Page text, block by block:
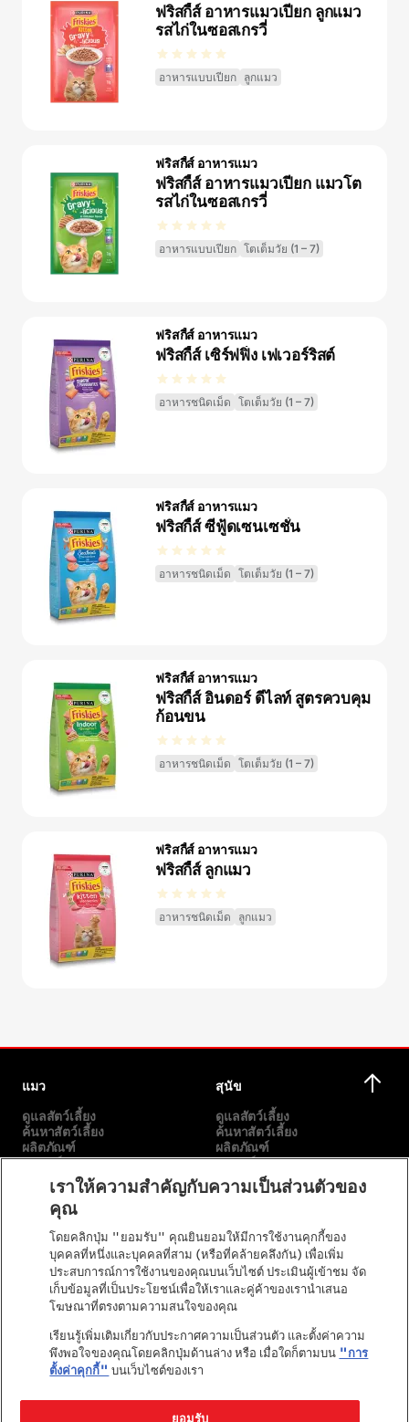
ฟริสกี้ส์ อาหารแมวเปียก ลูกแมว
รสไก่ในซอสเกรวี่
อาหารแบบเปียก ลูกแมว
ฟริสกี้ส์ อาหารแมว
ฟริสกี้ส์ อาหารแมวเปียก แมวโต
รสไก่ในซอสเกรวี่
อาหารแบบเปียก โตเต็มวัย (1 – 7)
ฟริสกี้ส์ อาหารแมว
ฟริสกี้ส์ เซิร์ฟฟิ่ง เฟเวอร์ริสต์
อาหารชนิดเม็ด โตเต็มวัย (1 – 7)
ฟริสกี้ส์ อาหารแมว
ฟริสกี้ส์ ซีฟู้ดเซนเซชั่น
อาหารชนิดเม็ด โตเต็มวัย (1 – 7)
ฟริสกี้ส์ อาหารแมว
ฟริสกี้ส์ อินดอร์ ดีไลท์ สูตรควบคุม
ก้อนขน
อาหารชนิดเม็ด โตเต็มวัย (1 – 7)
ฟริสกี้ส์ อาหารแมว
ฟริสกี้ส์ ลูกแมว
อาหารชนิดเม็ด ลูกแมว
แมว
ดูแลสัตว์เลี้ยง
ค้นหาสัตว์เลี้ยง
ผลิตภัณฑ์
แบรนด์ของเรา
สุนัข
ดูแลสัตว์เลี้ยง
ค้นหาสัตว์เลี้ยง
ผลิตภัณฑ์
แบรนด์ของเรา
เกี่ยวกับเรา
พันธกิจของเรา
เรื่องราวของเรา
คำมั่นสัญญาของเพียวริน่า
เพียวริน่าในชุมชน
เลือกสายพันธุ์
ติดต่อเรา
เราให้ความสำคัญกับความเป็นส่วนตัวของ
คุณ
โดยคลิกปุ่ม "ยอมรับ" คุณยินยอมให้มีการใช้งานคุกกี้ของ
บุคคลที่หนึ่งและบุคคลที่สาม (หรือที่คล้ายคลึงกัน) เพื่อเพิ่ม
ประสบการณ์การใช้งานของคุณบนเว็บไซต์ ประเมินผู้เข้าชม จัด
เก็บข้อมูลที่เป็นประโยชน์เพื่อให้เราและคู่ค้าของเรานำเสนอ
โฆษณาที่ตรงตามความสนใจของคุณ
เรียนรู้เพิ่มเติมเกี่ยวกับประกาศความเป็นส่วนตัว และตั้งค่าความ
พึงพอใจของคุณโดยคลิกปุ่มด้านล่าง หรือ เมื่อใดก็ตามบน "การ
ตั้งค่าคุกกี้" บนเว็บไซต์ของเรา
ยอมรับ